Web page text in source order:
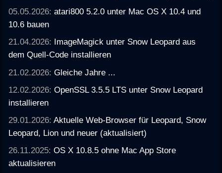
05.05.2026:atari800 5.2.0 unter Mac OS X 10.4 und
10.6 bauen
21.04.2026: ImageMagick unter Snow Leopard aus
dem Quell-Code installieren
21.02.2026:Gleiche Jahre ...
12.02.2026:OpenSSL 3.5.5 LTS unter Snow Leopard
installieren
29.01.2026:Aktuelle Web-Browser für Leopard, Snow
Leopard, Lion und neuer (aktualisiert)
26.11.2025:OS X 10.8.5 ohne Mac App Store
aktualisieren